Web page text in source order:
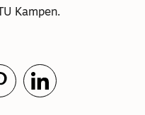
Kampen.